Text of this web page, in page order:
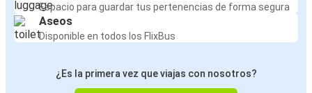
Espacio para guardar tus pertenencias de forma segura
Aseos
Disponible en todos los FlixBus
¿Es la primera vez que viajas con nosotros?